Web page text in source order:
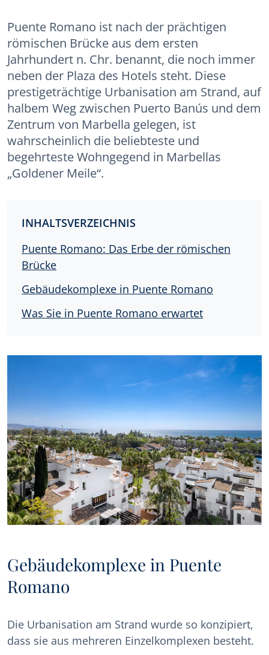
Puente Romano ist nach der prächtigen
römischen Brücke aus dem ersten
Jahrhundert n. Chr. benannt, die noch immer
neben der Plaza des Hotels steht. Diese
prestigeträchtige Urbanisation am Strand, auf
halbem Weg zwischen Puerto Banús und dem
Zentrum von Marbella gelegen, ist
wahrscheinlich die beliebteste und
begehrteste Wohngegend in Marbellas
„Goldener Meile“.
INHALTSVERZEICHNIS
Puente Romano: Das Erbe der römischen
Brücke
Gebäudekomplexe in Puente Romano
Was Sie in Puente Romano erwartet
Gebäudekomplexe in Puente
Romano
Die Urbanisation am Strand wurde so konzipiert,
dass sie aus mehreren Einzelkomplexen besteht.